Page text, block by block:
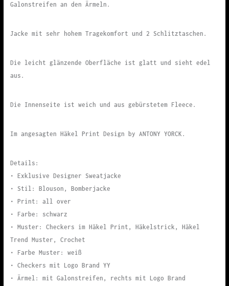
Galonstreifen an den Ärmeln.
Jacke mit sehr hohem Tragekomfort und 2 Schlitztaschen.
Die leicht glänzende Oberfläche ist glatt und sieht edel
aus.
Die Innenseite ist weich und aus gebürstetem Fleece.
Im angesagten Häkel Print Design by ANTONY YORCK.
Details:
• Exklusive Designer Sweatjacke
• Stil: Blouson, Bomberjacke
• Print: all over
• Farbe: schwarz
• Muster: Checkers im Häkel Print, Häkelstrick, Häkel
Trend Muster, Crochet
• Farbe Muster: weiß
• Checkers mit Logo Brand YY
• Ärmel: mit Galonstreifen, rechts mit Logo Brand